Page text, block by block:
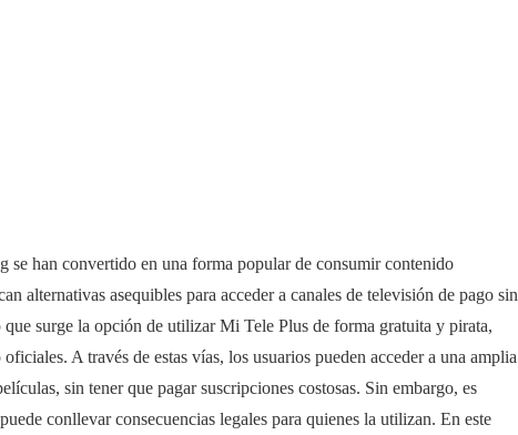
se han convertido en una forma popular de consumir contenido
alternativas asequibles para acceder a canales de televisión de pago sin
surge la opción de utilizar Mi Tele Plus de forma gratuita y pirata,
A través de estas vías, los usuarios pueden acceder a una amplia
sin tener que pagar suscripciones costosas. Sin embargo, es
conllevar consecuencias legales para quienes la utilizan. En este